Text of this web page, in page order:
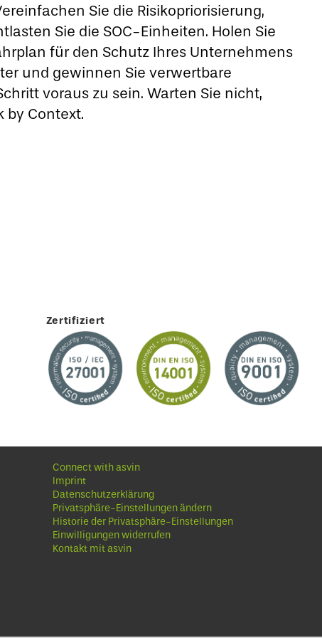
Sie die Risikopriorisierung,
Sie die SOC-Einheiten. Holen Sie
für den Schutz Ihres Unternehmens
und gewinnen Sie verwertbare
voraus zu sein. Warten Sie nicht,
by Context.
Zertifiziert
Connect with asvin
Imprint
Datenschutzerklärung
Privatsphäre-Einstellungen ändern
Historie der Privatsphäre-Einstellungen
Einwilligungen widerrufen
Kontakt mit asvin